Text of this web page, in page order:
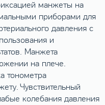
манжеты на
приборами для
давления с
и
Манжета
на плече.
тонометра
Чувствительный
колебания давления